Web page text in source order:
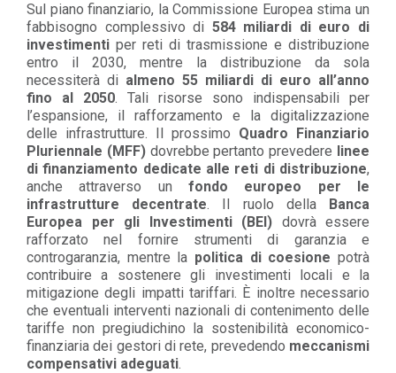
Sul piano finanziario, la Commissione Europea stima un
fabbisogno complessivo di 584 miliardi di euro di
investimenti per reti di trasmissione e distribuzione
entro il 2030, mentre la distribuzione da sola
necessiterà di almeno 55 miliardi di euro all’anno
fino al 2050. Tali risorse sono indispensabili per
l’espansione, il rafforzamento e la digitalizzazione
delle infrastrutture. Il prossimo Quadro Finanziario
Pluriennale (MFF) dovrebbe pertanto prevedere linee
di finanziamento dedicate alle reti di distribuzione,
anche attraverso un
fondo europeo per le
infrastrutture decentrate. Il ruolo della
Banca
Europea per gli Investimenti (BEI) dovrà essere
rafforzato nel fornire strumenti di garanzia e
controgaranzia, mentre la politica di coesione potrà
contribuire a sostenere gli investimenti locali e la
mitigazione degli impatti tariffari. È inoltre necessario
che eventuali interventi nazionali di contenimento delle
tariffe non pregiudichino la sostenibilità economico-
finanziaria dei gestori di rete, prevedendo meccanismi
compensativi adeguati.